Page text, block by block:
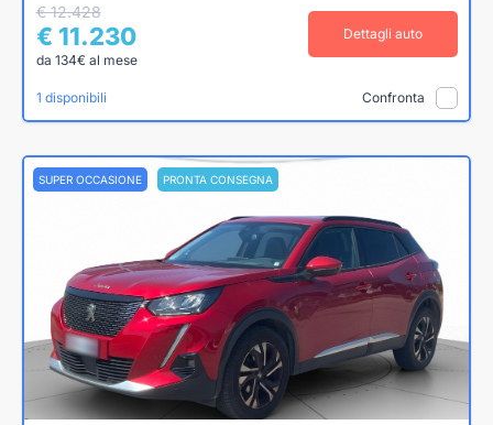
€ 12.428
€ 11.230
da 134€ al mese
Dettagli auto
1 disponibili Confronta
SUPER OCCASIONE PRONTA CONSEGNA